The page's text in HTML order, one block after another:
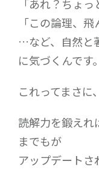
「あれ？ちょ
「この論理、飛
…など、自然と
に気づくんです。
これってまさに
読解力を鍛えれ
までもが
アップデートさ